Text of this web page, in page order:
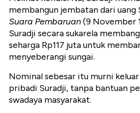
membangun jembatan dari uang
Suara Pembaruan(9 November
Suradji secara sukarela
seharga Rp117 juta untuk
menyeberangi sungai.
Nominal sebesar itu murni
pribadi Suradji, tanpa bantuan
swadaya masyarakat.